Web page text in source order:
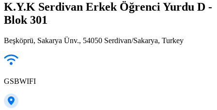
K.Y.K Serdivan Erkek Öğrenci Yurdu D -
Blok 301
Beşköprü, Sakarya Ünv., 54050 Serdivan/Sakarya, Turkey
GSBWIFI